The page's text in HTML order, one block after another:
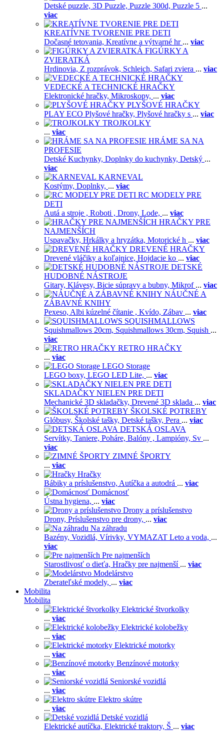
Detské puzzle, 3D Puzzle, Puzzle 300d, Puzzle 5 ...
viac
KREATÍVNE TVORENIE PRE DETI
Dočasné tetovania, Kreatívne a výtvarné hr ... viac
FIGÚRKY A
ZVIERATKÁ
Hrdinovia, Z rozprávok, Schleich, Safari zviera ... viac
VEDECKÉ A TECHNICKÉ HRAČKY
Elektronické hračky, Mikroskopy, ... viac
PLYŠOVÉ HRAČKY
PLAY ECO Plyšové hračky, Plyšové hračky s ... viac
TROJKOLKY
... viac
HRÁME SA NA
PROFESIE
Detské Kuchynky, Doplnky do kuchynky, Detský ...
viac
KARNEVAL
Kostýmy, Doplnky, ... viac
RC MODELY PRE
DETI
Autá a stroje , Roboti , Drony, Lode, ... viac
HRAČKY PRE
NAJMENŠÍCH
Uspavačky, Hrkálky a hryzátka, Motorické h ... viac
DREVENÉ HRAČKY
Drevené vláčiky a koľajnice, Hojdacie ko ... viac
DETSKÉ
HUDOBNÉ NÁSTROJE
Gitary, Klávesy, Bicie súpravy a bubny, Mikrof ... viac
NÁUČNÉ A
ZÁBAVNÉ KNIHY
Pexeso, Albi kúzelné čítanie , Kvído, Zábav ... viac
SQUISHMALLOWS
Squishmallows 20cm, Squishmallows 30cm, Squish ...
viac
RETRO HRAČKY
... viac
LEGO Storage
LEGO boxy, LEGO LED Lite, ... viac
SKLADAČKY NIELEN PRE DETI
Mechanické 3D skladačky, Drevené 3D sklada ... viac
ŠKOLSKÉ POTREBY
Glóbusy, Školské tašky, Detské tašky, Pera ... viac
DETSKÁ OSLAVA
Servítky, Taniere, Poháre, Balóny , Lampióny, Sv ...
viac
ZIMNÉ ŠPORTY
... viac
Hračky
Bábiky a príslušenstvo, Autíčka a autodrá ... viac
Domácnosť
Ústna hygiena, ... viac
Drony a príslušenstvo
Drony, Príslušenstvo pre drony, ... viac
Na záhradu
Bazény, Vozidlá, Vírivky, VYMAZAT Leto a voda, ...
viac
Pre najmenších
Starostlivosť o dieťa, Hračky pre najmenší ... viac
Modelárstvo
Zberateľské modely, ... viac
Mobilita
Mobilita
Elektrické štvorkolky
... viac
Elektrické kolobežky
... viac
Elektrické motorky
... viac
Benzínové motorky
... viac
Seniorské vozidlá
... viac
Elektro skútre
... viac
Detské vozidlá
Elektrické autíčka, Elektrické traktory, Š ... viac